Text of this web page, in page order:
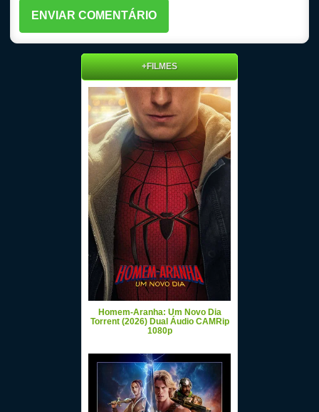
+FILMES
Homem-Aranha: Um Novo Dia
Torrent (2026) Dual Áudio CAMRip
1080p